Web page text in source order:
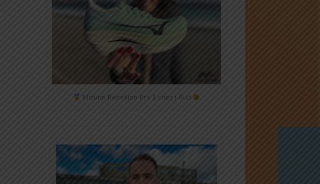
Mizuno Rebellion Pro 3 chez i-Run